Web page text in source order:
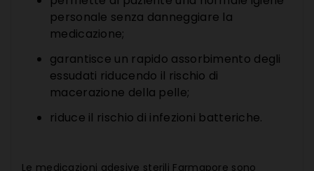
personale senza danneggiare la
medicazione;
garantisce un rapido assorbimento degli
essudati riducendo il rischio di
macerazione della pelle;
riduce il rischio di infezioni batteriche.
Le medicazioni adesive sterili Farmapore sono